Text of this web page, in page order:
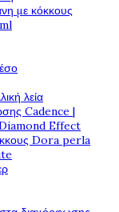
με κόκκους
λεία
Cadence |
Effect
Dora perla